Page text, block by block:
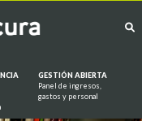
GESTIÓN ABIERTA
Panel de ingresos,
gastos y personal